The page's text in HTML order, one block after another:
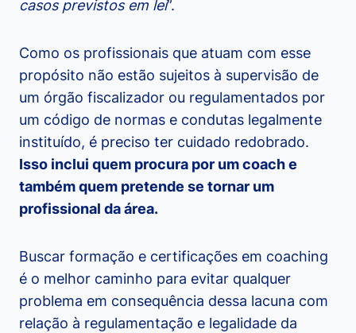
casos previstos em lei”.
Como os profissionais que atuam com esse
propósito não estão sujeitos à supervisão de
um órgão fiscalizador ou regulamentados por
um código de normas e condutas legalmente
instituído, é preciso ter cuidado redobrado.
Isso inclui quem procura por um coach e
também quem pretende se tornar um
profissional da área.
Buscar formação e certificações em coaching
é o melhor caminho para evitar qualquer
problema em consequência dessa lacuna com
relação à regulamentação e legalidade da